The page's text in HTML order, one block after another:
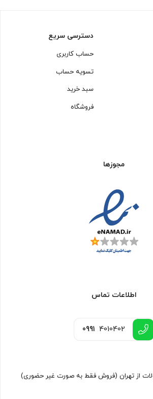
دسترسی سریع
حساب کاربری
تسویه حساب
سبد خرید
فروشگاه
مجوزها
اطلاعات تماس
0991 4010402
از تهران (فروش فقط به صورت غیر حضوری)